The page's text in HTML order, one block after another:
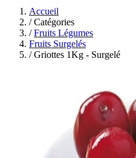
Accueil
/Catégories
/ Fruits Légumes
Fruits Surgelés
/Griottes 1Kg - Surgelé